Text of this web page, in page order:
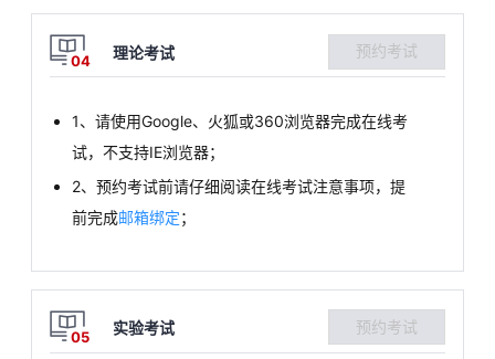
04 理论考试 预约考试
1、请使用Google、火狐或360浏览器完成在线考
试，不支持IE浏览器；
2、预约考试前请仔细阅读在线考试注意事项，提
前完成邮箱绑定；
05 实验考试 预约考试